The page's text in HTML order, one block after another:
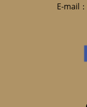
E-mail：